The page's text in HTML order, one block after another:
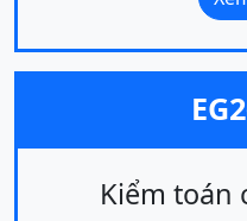
Kiểm toán